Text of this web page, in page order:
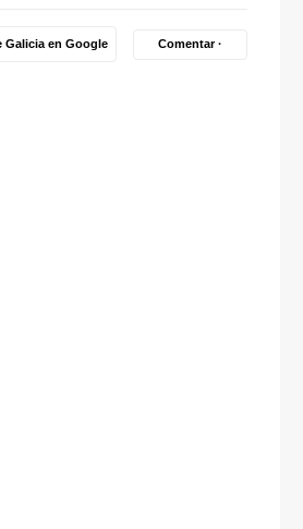
Galicia en Google Comentar ·